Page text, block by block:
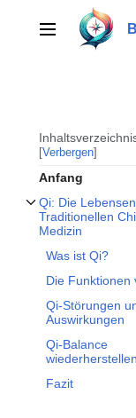
springenHauptmenü
Verbergen
Anfang
Qi: Die
Traditionellen
Medizin
Unterabschnitt Qi: Die
Was ist Qi?
Die Funktionen
Qi-Störungen
Auswirkungen
Qi-Balance
wiederherstellen
Fazit